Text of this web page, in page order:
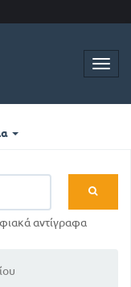
αντίγραφα